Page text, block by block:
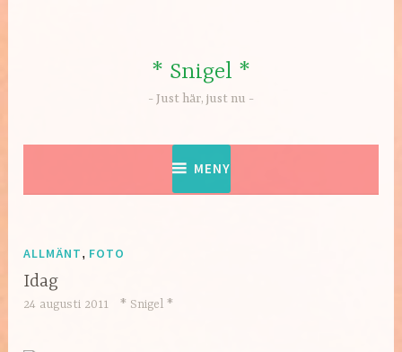
* Snigel *
Just här, just nu
MENY
ALLMÄNT, FOTO
Idag
24 augusti 2011 * Snigel *